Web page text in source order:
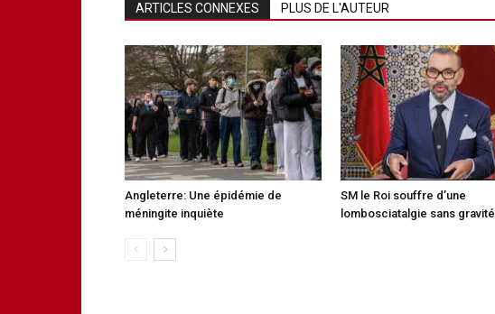
ARTICLES CONNEXES PLUS DE L'AUTEUR
Angleterre: Une épidémie de
méningite inquiète
SM le Roi souffre d’une
lombosciatalgie sans gravité